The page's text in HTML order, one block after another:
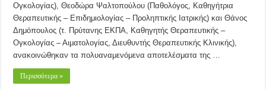
Ογκολογίας), Θεοδώρα Ψαλτοπούλου (Παθολόγος, Καθηγήτρια
Θεραπευτικής – Επιδημιολογίας – Προληπτικής Ιατρικής) και Θάνος
Δημόπουλος (τ. Πρύτανης ΕΚΠΑ, Καθηγητής Θεραπευτικής –
Ογκολογίας – Αιματολογίας, Διευθυντής Θεραπευτικής Κλινικής),
ανακοινώθηκαν τα πολυαναμενόμενα αποτελέσματα της …
Περισσότερα »